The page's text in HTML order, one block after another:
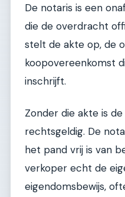
De notaris is een
die de overdracht
stelt de akte op, de
koopovereenkomst
inschrijft.
Zonder die akte is
rechtsgeldig. De
het pand vrij is van
verkoper echt de
eigendomsbewijs,